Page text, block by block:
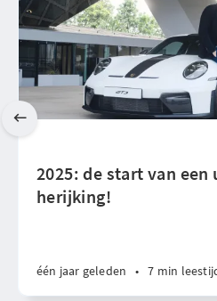
2025: de start van een
herijking!
één jaar geleden • 7 min